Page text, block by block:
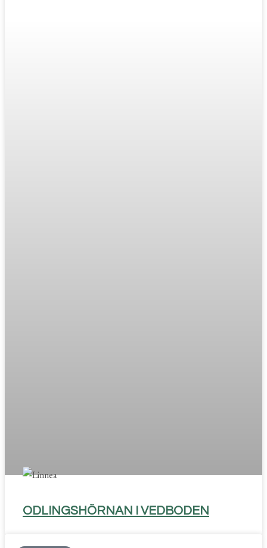
ODLINGSHÖRNAN I VEDBODEN